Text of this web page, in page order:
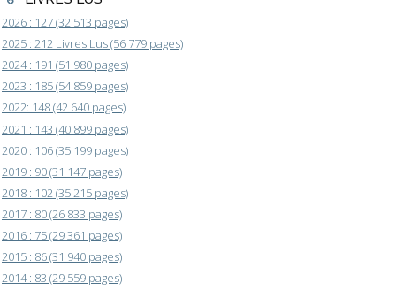
2026 : 127 (32 513 pages)
2025 : 212 Livres Lus (56 779 pages)
2024 : 191 (51 980 pages)
2023 : 185 (54 859 pages)
2022: 148 (42 640 pages)
2021 : 143 (40 899 pages)
2020 : 106 (35 199 pages)
2019 : 90 (31 147 pages)
2018 : 102 (35 215 pages)
2017 : 80 (26 833 pages)
2016 : 75 (29 361 pages)
2015 : 86 (31 940 pages)
2014 : 83 (29 559 pages)